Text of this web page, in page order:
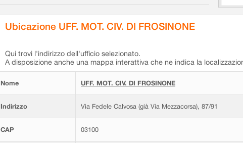
Ubicazione UFF. MOT. CIV. DI FROSINONE
Qui trovi l'indirizzo dell'ufficio selezionato.
A disposizione anche una mappa interattiva che ne indica la
Nome UFF. MOT. CIV. DI FROSINONE
Indirizzo Via Fedele Calvosa (già Via Mezzacorsa), 87/91
CAP 03100